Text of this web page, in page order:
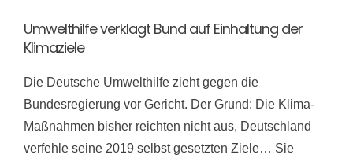
Umwelthilfe verklagt Bund auf Einhaltung der
Klimaziele
Die Deutsche Umwelthilfe zieht gegen die
Bundesregierung vor Gericht. Der Grund: Die Klima-
Maßnahmen bisher reichten nicht aus, Deutschland
verfehle seine 2019 selbst gesetzten Ziele… Sie